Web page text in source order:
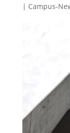
| Campus-